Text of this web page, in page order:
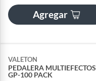
Agregar
VALETON
PEDALERA MULTIEFECTOS
GP-100 PACK